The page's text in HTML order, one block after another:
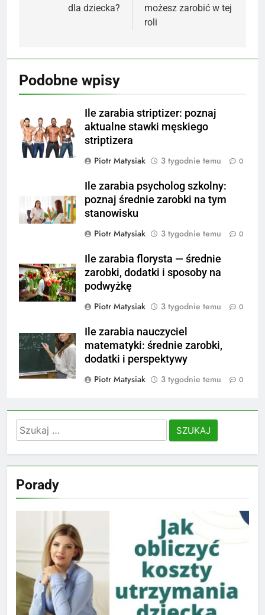
dla dziecka?
możesz zarobić w tej
roli
Podobne wpisy
Ile zarabia striptizer: poznaj
aktualne stawki męskiego
striptizera
Piotr Matysiak
3 tygodnie temu 0
Ile zarabia psycholog szkolny:
poznaj średnie zarobki na tym
stanowisku
Piotr Matysiak
3 tygodnie temu 0
Ile zarabia florysta — średnie
zarobki, dodatki i sposoby na
podwyżkę
Piotr Matysiak
3 tygodnie temu 0
Ile zarabia nauczyciel
matematyki: średnie zarobki,
dodatki i perspektywy
Piotr Matysiak
3 tygodnie temu 0
Szukaj:
Porady